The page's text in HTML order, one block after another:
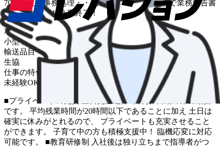
70件程度・事務処理・・配送は基本的に夕方まで業務報告書
を作成すればお仕事終了！
車種
小型トラック
輸送品目
生協
仕事の特色
未経験OK
■プライベートの充実 土日完全週休2日制、日勤のみの勤務
です。 平均残業時間が20時間以下であることに加え 土日は
確実に休みがとれるので、 プライベートも充実させること
ができます。 子育て中の方も積極支援中！ 臨機応変に対応
可能です。 ■教育研修制 入社後は独り立ちまで指導者がつ